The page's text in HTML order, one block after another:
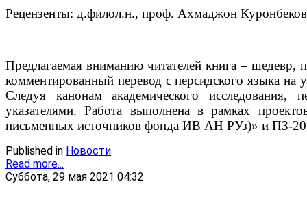
Рецензенты: д.филол.н., проф. Ахмаджон
Предлагаемая вниманию читателей книга –
комментированный перевод с персидского языка
Следуя канонам академического исследования,
указателями. Работа выполнена в рамках
письменных источников фонда ИВ АН РУз)» и ПЗ-
Published in Новости
Read more...
Суббота, 29 мая 2021 04:32